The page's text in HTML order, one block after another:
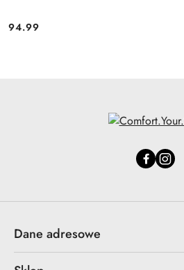
Cena:
94.99
Dane adresowe